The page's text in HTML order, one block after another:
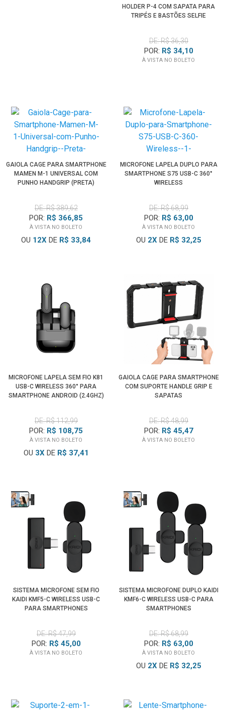
HOLDER P-4 COM SAPATA PARA
TRIPÉS E BASTÕES SELFIE
DE: R$ 36,30
POR: R$ 34,10
À VISTA NO BOLETO
GAIOLA CAGE PARA SMARTPHONE
MAMEN M-1 UNIVERSAL COM
PUNHO HANDGRIP (PRETA)
DE: R$ 389,62
POR: R$ 366,85
À VISTA NO BOLETO
OU 12X DE R$ 33,84
MICROFONE LAPELA DUPLO PARA
SMARTPHONE S75 USB-C 360°
WIRELESS
DE: R$ 68,99
POR: R$ 63,00
À VISTA NO BOLETO
OU 2XDE R$ 32,25
MICROFONE LAPELA SEM FIO K81
USB-C WIRELESS 360° PARA
SMARTPHONE ANDROID (2.4GHZ)
DE: R$ 112,99
POR: R$ 108,75
À VISTA NO BOLETO
OU 3XDE R$ 37,41
GAIOLA CAGE PARA SMARTPHONE
COM SUPORTE HANDLE GRIP E
SAPATAS
DE: R$ 48,99
POR: R$ 45,47
À VISTA NO BOLETO
SISTEMA MICROFONE SEM FIO
KAIDI KMF5-C WIRELESS USB-C
PARA SMARTPHONES
DE: R$ 47,99
POR: R$ 45,00
À VISTA NO BOLETO
SISTEMA MICROFONE DUPLO KAIDI
KMF6-C WIRELESS USB-C PARA
SMARTPHONES
DE: R$ 68,99
POR: R$ 63,00
À VISTA NO BOLETO
OU 2XDE R$ 32,25